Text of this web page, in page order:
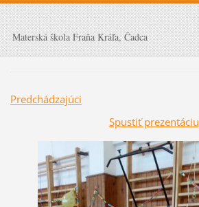
Materská škola Fraňa Kráľa, Čadca
Predchádzajúci
Spustiť prezentáciu